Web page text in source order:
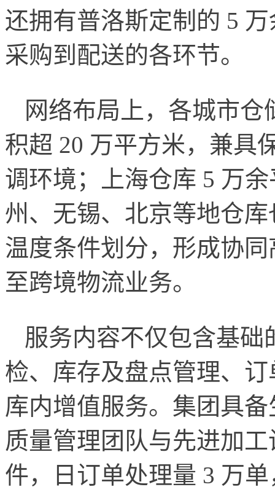
还拥有普洛斯定制的 5
采购到配送的各环节。
网络布局上，各城市
积超 20 万平方米，兼具
调环境；上海仓库 5 万
州、无锡、北京等地仓
温度条件划分，形成协
至跨境物流业务。
服务内容不仅包含基
检、库存及盘点管理、
库内增值服务。集团具
质量管理团队与先进加
件，日订单处理量 3 万